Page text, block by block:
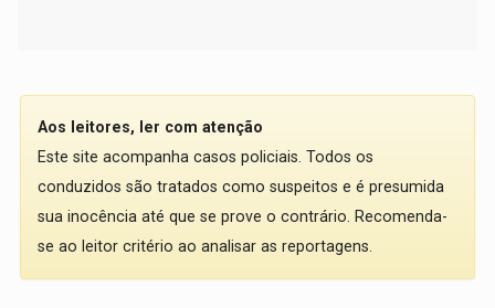
Aos leitores, ler com atenção
Este site acompanha casos policiais. Todos os
conduzidos são tratados como suspeitos e é presumida
sua inocência até que se prove o contrário. Recomenda-
se ao leitor critério ao analisar as reportagens.